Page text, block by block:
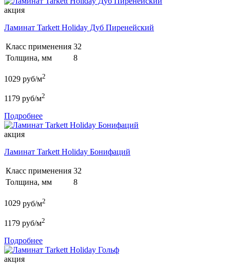
акция
Ламинат Tarkett Holiday Дуб Пиренейский
Класс применения 32
Толщина, мм
8
1029 руб/м2
1179 руб/м2
Подробнее
акция
Ламинат Tarkett Holiday Бонифаций
Класс применения 32
Толщина, мм
8
1029 руб/м2
1179 руб/м2
Подробнее
акция